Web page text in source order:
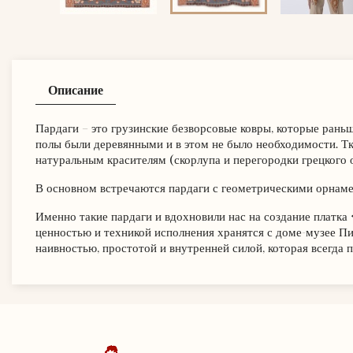
Описание
Пардаги – это грузинские безворсовые ковры, которые
полы были деревянными и в этом не было необходимости.
натуральным красителям (скорлупа и перегородки
В основном встречаются пардаги с геометрическими
Именно такие пардаги и вдохновили нас на создание
ценностью и техникой исполнения хранятся с доме-музее
наивностью, простотой и внутренней силой, которая